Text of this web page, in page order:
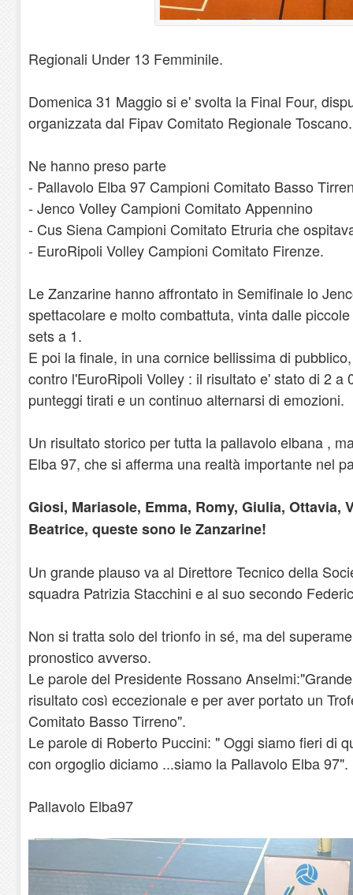
Regionali Under 13 Femminile.
Domenica 31 Maggio si e' svolta la Final Four,
organizzata dal Fipav Comitato Regionale Toscano.
Ne hanno preso parte
- Pallavolo Elba 97 Campioni Comitato Basso
- Jenco Volley Campioni Comitato Appennino
- Cus Siena Campioni Comitato Etruria che
- EuroRipoli Volley Campioni Comitato Firenze.
Le Zanzarine hanno affrontato in Semifinale lo
spettacolare e molto combattuta, vinta dalle
sets a 1.
E poi la finale, in una cornice bellissima di
contro l'EuroRipoli Volley : il risultato e' stato di 2 a
punteggi tirati e un continuo alternarsi di emozioni.
Un risultato storico per tutta la pallavolo elbana ,
Elba 97, che si afferma una realtà importante nel
Giosi, Mariasole, Emma, Romy, Giulia, Ottavia,
Beatrice, queste sono le Zanzarine!
Un grande plauso va al Direttore Tecnico della
squadra Patrizia Stacchini e al suo secondo
Non si tratta solo del trionfo in sé, ma del
pronostico avverso.
Le parole del Presidente Rossano
risultato così eccezionale e per aver portato un
Comitato Basso Tirreno".
Le parole di Roberto Puccini: " Oggi siamo fieri di
con orgoglio diciamo ...siamo la Pallavolo Elba 97".
Pallavolo Elba97